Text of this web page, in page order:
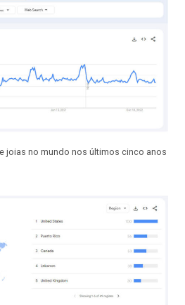
joias no mundo nos últimos cinco anos